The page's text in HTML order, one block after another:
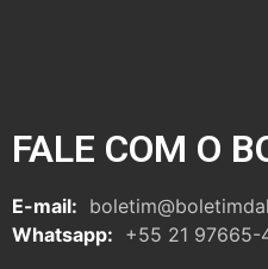
FALE COM O
E-mail:
Whatsapp: +55 21 97665-